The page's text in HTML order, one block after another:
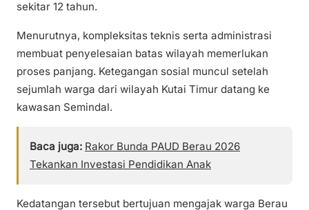
sekitar 12 tahun.
Menurutnya, kompleksitas teknis serta administrasi
membuat penyelesaian batas wilayah memerlukan
proses panjang. Ketegangan sosial muncul setelah
sejumlah warga dari wilayah Kutai Timur datang ke
kawasan Semindal.
Baca juga: Rakor Bunda PAUD Berau 2026
Tekankan Investasi Pendidikan Anak
Kedatangan tersebut bertujuan mengajak warga Berau